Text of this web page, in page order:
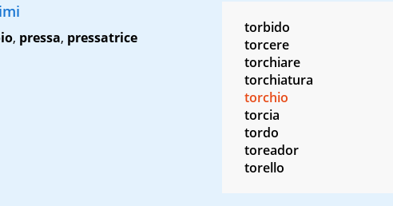
, pressa, pressatrice
torbido
torcere
torchiare
torchiatura
torchio
torcia
tordo
toreador
torello